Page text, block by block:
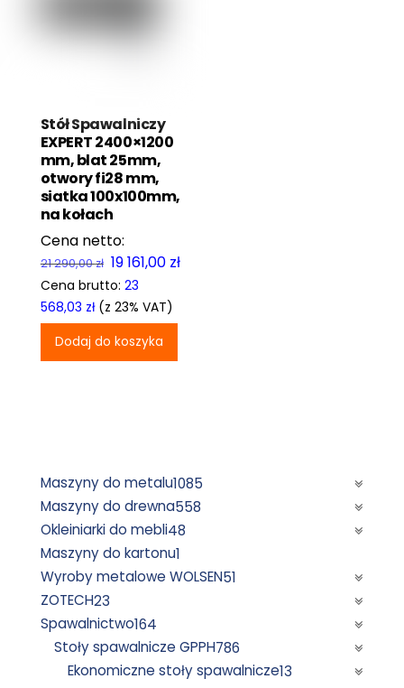
Stół Spawalniczy
EXPERT 2400×1200
mm, blat 25mm,
otwory fi28 mm,
siatka 100x100mm,
na kołach
21 290,00zł Pierwotna
cena
wynosiła:
21
290,00 zł.
19 161,00 złAktualna
Cena brutto: 23
568,03 zł(z 23% VAT)
Dodaj do koszyka
Maszyny do metalu1085
Maszyny do drewna558
Okleiniarki do mebli48
Maszyny do kartonu1
Wyroby metalowe WOLSEN51
ZOTECH23
Spawalnictwo164
Stoły spawalnicze GPPH786
Ekonomiczne stoły spawalnicze13